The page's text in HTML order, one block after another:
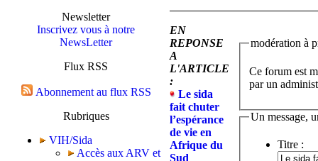
Newsletter
Inscrivez vous à notre
NewsLetter
Flux RSS
Abonnement au flux RSS
Rubriques
VIH/Sida
Accès aux ARV et
EN
REPONSE
A
L'ARTICLE
:
Le sida
fait chuter
l’espérance
de vie en
Afrique du
Sud
modération à
Ce forum est
par un
Un message,
Titre :